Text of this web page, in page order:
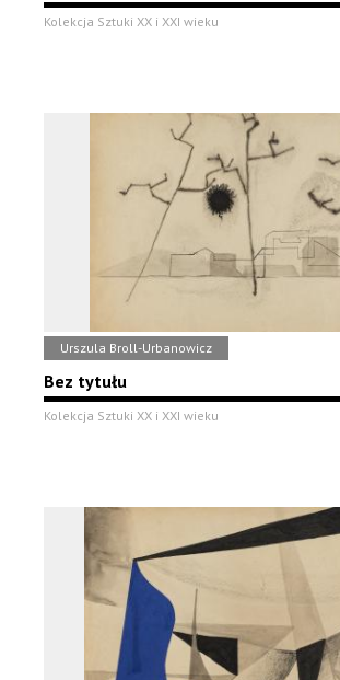
Kolekcja Sztuki XX i XXI wieku
Urszula Broll-Urbanowicz
Bez tytułu
Kolekcja Sztuki XX i XXI wieku